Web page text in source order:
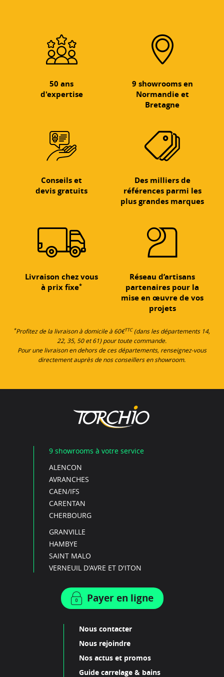
50 ans
d'expertise
9 showrooms en
Normandie et
Bretagne
Conseils et
devis gratuits
Des milliers de
références parmi les
plus grandes marques
Livraison chez vous
à prix fixe*
Réseau d’artisans
partenaires pour la
mise en œuvre de vos
projets
*Profitez de la livraison à domicile à 60€TTC(dans les départements 14,
22, 35, 50 et 61) pour toute commande.
Pour une livraison en dehors de ces départements, renseignez-vous
directement auprès de nos conseillers en showroom.
9 showrooms à votre service
ALENCON
AVRANCHES
CAEN/IFS
CARENTAN
CHERBOURG
GRANVILLE
HAMBYE
SAINT MALO
VERNEUIL D'AVRE ET D'ITON
Payer en ligne
Nous contacter
Nous rejoindre
Nos actus et promos
Guide carrelage & bains